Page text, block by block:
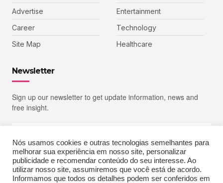
Advertise
Career
Site Map
Entertainment
Technology
Healthcare
Newsletter
Sign up our newsletter to get update information, news and
free insight.
SIGN UP
Nós usamos cookies e outras tecnologias semelhantes para
melhorar sua experiência em nosso site, personalizar
publicidade e recomendar conteúdo do seu interesse. Ao
utilizar nosso site, assumiremos que você está de acordo.
Informamos que todos os detalhes podem ser conferidos em